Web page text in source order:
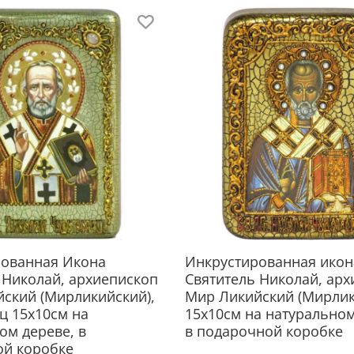
Это
вдов
Ещё
Икона
архиепископ
(Мирликийский),
15х10см на
дереве, в
коробке
Инкрустированная
Святитель Николай,
Мир Ликийский
15х10см на
в подарочной коробке